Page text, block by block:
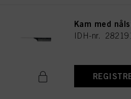
Kam med
IDH-nr.